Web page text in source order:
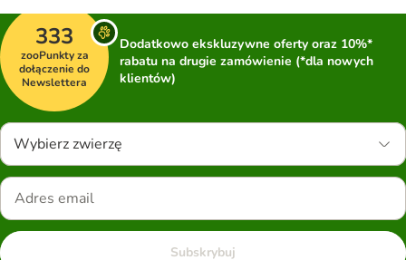
333
zooPunkty za
dołączenie do
Newslettera
Dodatkowo ekskluzywne oferty oraz 10%*
rabatu na drugie zamówienie (*dla nowych
klientów)
Wybierz zwierzę
Subskrybuj